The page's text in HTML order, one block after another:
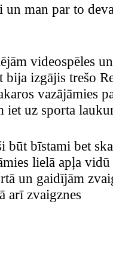
un man par to
videospēles
bija izgājis trešo
vazājāmies
iet uz sporta
būt bīstami bet
lielā apļa
un gaidījām
arī zvaigznes